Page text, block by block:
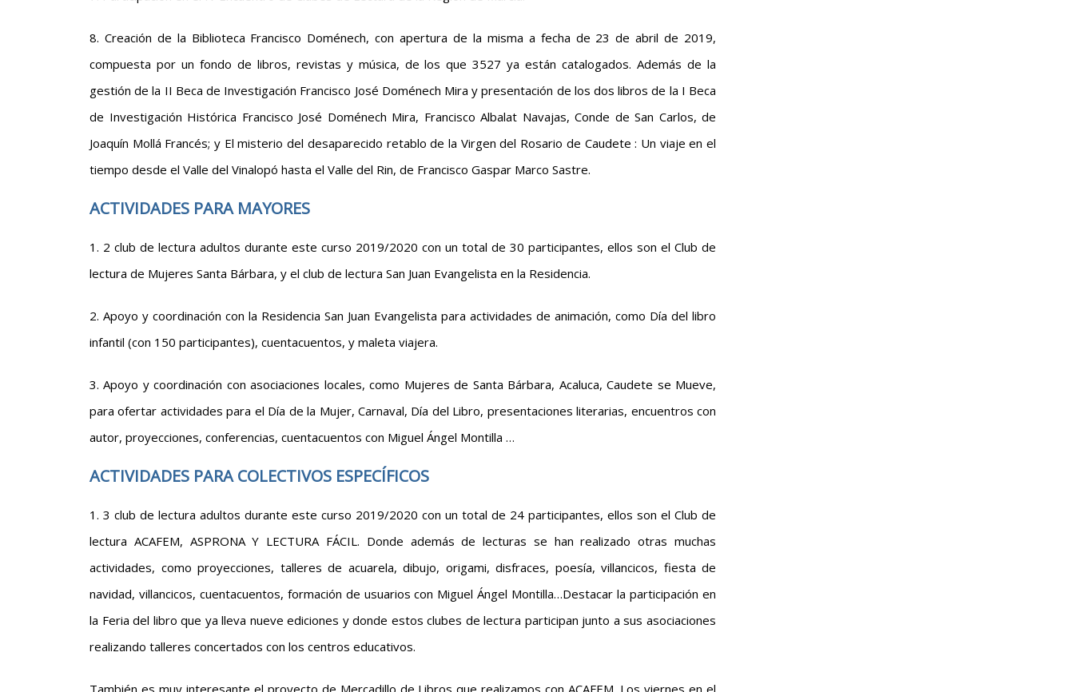
8. Creación de la Biblioteca Francisco Doménech, con apertura de la misma a fecha de 23 de abril de 2019,
compuesta por un fondo de libros, revistas y música, de los que 3527 ya están catalogados. Además de la
gestión de la II Beca de Investigación Francisco José Doménech Mira y presentación de los dos libros de la I Beca
de Investigación Histórica Francisco José Doménech Mira, Francisco Albalat Navajas, Conde de San Carlos, de
Joaquín Mollá Francés; y El misterio del desaparecido retablo de la Virgen del Rosario de Caudete : Un viaje en el
tiempo desde el Valle del Vinalopó hasta el Valle del Rin, de Francisco Gaspar Marco Sastre.
ACTIVIDADES PARA MAYORES
1. 2 club de lectura adultos durante este curso 2019/2020 con un total de 30 participantes, ellos son el Club de
lectura de Mujeres Santa Bárbara, y el club de lectura San Juan Evangelista en la Residencia.
2. Apoyo y coordinación con la Residencia San Juan Evangelista para actividades de animación, como Día del libro
infantil (con 150 participantes), cuentacuentos, y maleta viajera.
3. Apoyo y coordinación con asociaciones locales, como Mujeres de Santa Bárbara, Acaluca, Caudete se Mueve,
para ofertar actividades para el Día de la Mujer, Carnaval, Día del Libro, presentaciones literarias, encuentros con
autor, proyecciones, conferencias, cuentacuentos con Miguel Ángel Montilla …
ACTIVIDADES PARA COLECTIVOS ESPECÍFICOS
1. 3 club de lectura adultos durante este curso 2019/2020 con un total de 24 participantes, ellos son el Club de
lectura ACAFEM, ASPRONA Y LECTURA FÁCIL. Donde además de lecturas se han realizado otras muchas
actividades, como proyecciones, talleres de acuarela, dibujo, origami, disfraces, poesía, villancicos, fiesta de
navidad, villancicos, cuentacuentos, formación de usuarios con Miguel Ángel Montilla…Destacar la participación en
la Feria del libro que ya lleva nueve ediciones y donde estos clubes de lectura participan junto a sus asociaciones
realizando talleres concertados con los centros educativos.
También es muy interesante el proyecto de Mercadillo de Libros que realizamos con ACAFEM. Los viernes en el